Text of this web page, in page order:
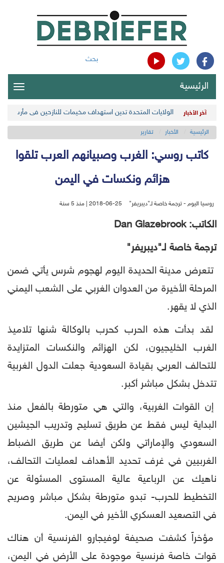
بحث
الرئيسية
آخر الأخبار الولايات المتحدة تدين استهداف مخيمات للنازحين في مأرب
الرئيسية الأخبار تقارير
كاتب روسي: الغرب وصبيانهم العرب تلقوا
هزائم ونكسات في اليمن
روسيا اليوم - ترجمة خاصة لـ"ديبريفر" 2018-06-25 | منذ 5 سنة
الكاتب: Dan Glazebrook
ترجمة خاصة لـ"ديبريفر"
تتعرض مدينة الحديدة اليوم لهجوم شرس يأتي ضمن
المرحلة الأخيرة من العدوان الغربي على الشعب اليمني
الذي لا يقهر.
لقد بدأت هذه الحرب كحرب بالوكالة شنها تلاميذ
الغرب الخليجيون، لكن الهزائم والنكسات المتزايدة
للتحالف العربي بقيادة السعودية جعلت الدول الغربية
تتدخل بشكل مباشر أكبر.
إن القوات الغربية، والتي هي متورطة بالفعل منذ
البداية ليس فقط عن طريق تسليح وتدريب الجيشين
السعودي والإماراتي ولكن أيضا عن طريق الضباط
الغربيين في غرف تحديد الأهداف لعمليات التحالف،
ناهيك عن الرباعية عالية المستوى المسئولة عن
التخطيط للحرب- تبدو متورطة بشكل مباشر وصريح
في التصعيد العسكري الأخير في اليمن.
مؤخراً كشفت صحيفة لوفيجارو الفرنسية أن هناك
قوات خاصة فرنسية موجودة على الأرض في اليمن،